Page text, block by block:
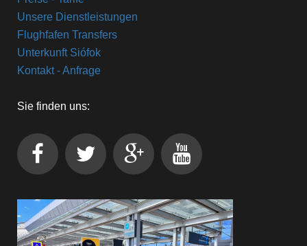
Unsere Dienstleistungen
Flughfafen Transfers
Unterkunft Siófok
Kontakt - Anfrage
Sie finden uns: